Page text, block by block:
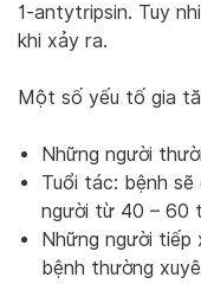
1-antytripsin. Tuy
khi xảy ra.
Một số yếu tố gia
Những người
Tuổi tác: bệnh
người từ 40 – 60
Những người tiếp
bệnh thường